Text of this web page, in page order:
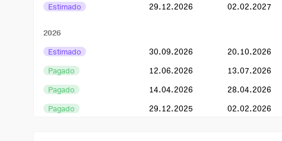
Estimado
29.12.2026 02.02.2027
2026
Estimado
30.09.2026 20.10.2026
Pagado
12.06.2026 13.07.2026
Pagado
14.04.2026 28.04.2026
Pagado
29.12.2025 02.02.2026